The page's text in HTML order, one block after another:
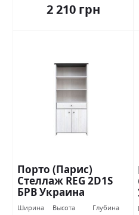
2 210 грн
Порто (Парис)
Стеллаж REG 2D1S
БРВ Украина
Ширина Высота Глубина